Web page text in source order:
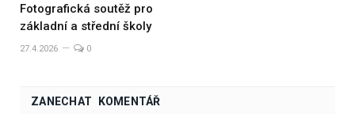
Fotografická soutěž pro
základní a střední školy
27.4.2026 0
ZANECHAT KOMENTÁŘ